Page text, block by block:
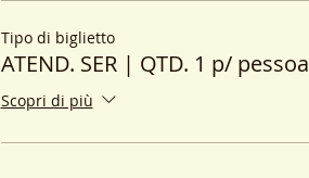
Tipo di biglietto
ATEND. SER | QTD. 1 p/ pessoa
Scopri di più